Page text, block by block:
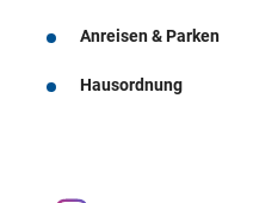
Anreisen & Parken
Hausordnung